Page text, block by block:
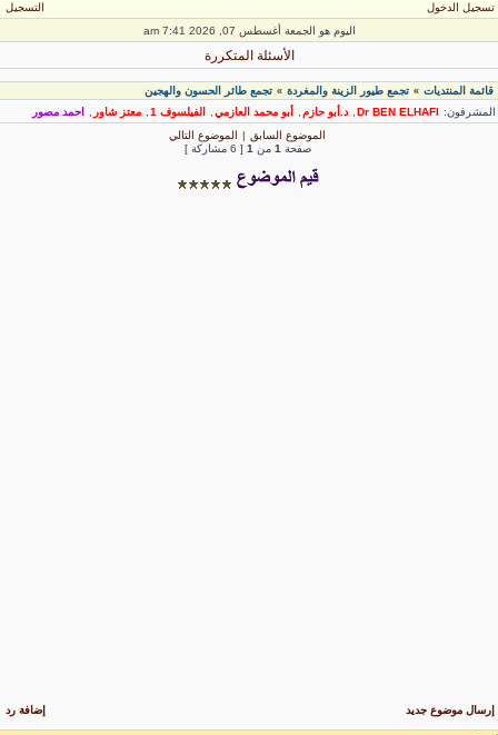
تسجيل الدخول
التسجيل
اليوم هو الجمعة أغسطس 07, 2026 7:41 am
الأسئلة المتكررة
قائمة المنتديات» تجمع طيور الزينة والمغردة» تجمع طائر الحسون والهجين
Dr BEN ELHAFI
, د.أبو حازم, أبو محمد العازمي , الفيلسوف 1 , معتز شاور
احمد مصور
الموضوع السابق| الموضوع التالي
صفحة1 من [ 6 مشاركة ]
إرسال موضوع جديد إضافة رد